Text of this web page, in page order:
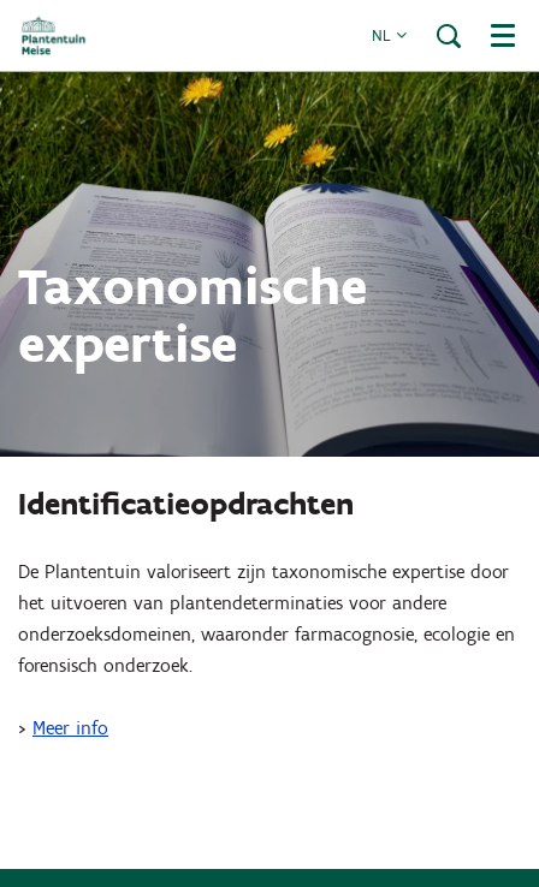
NL Menu
Taxonomische
expertise
Identificatieopdrachten
De Plantentuin valoriseert zijn taxonomische expertise door
het uitvoeren van plantendeterminaties voor andere
onderzoeksdomeinen, waaronder farmacognosie, ecologie en
forensisch onderzoek.
> Meer info